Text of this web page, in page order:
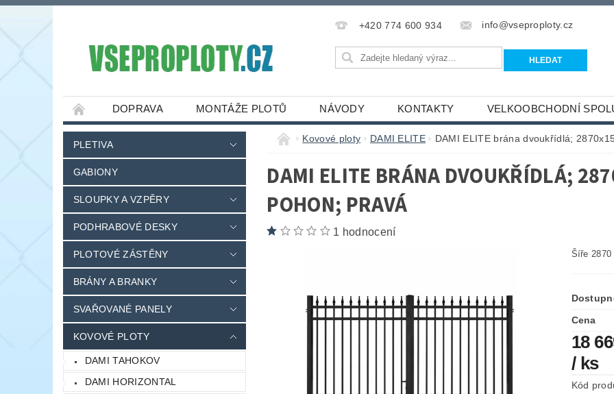
+420 774 600 934 info@vseproploty.cz
DOPRAVA MONTÁŽE PLOTŮ NÁVODY KONTAKTY VELKOOBCHODNÍ
PLETIVA
GABIONY
SLOUPKY A VZPĚRY
PODHRABOVÉ DESKY
PLOTOVÉ ZÁSTĚNY
BRÁNY A BRANKY
SVAŘOVANÉ PANELY
KOVOVÉ PLOTY
DAMI TAHOKOV
DAMI HORIZONTAL
Kovové ploty DAMI ELITE DAMI ELITE brána dvoukřídlá;
DAMI ELITE BRÁNA DVOUKŘÍDLÁ;
POHON; PRAVÁ
1 hodnocení
Šíře 2870
Cena
18
/ ks
Kód